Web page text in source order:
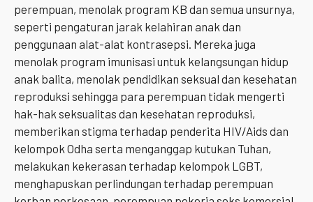
perempuan, menolak program KB dan semua unsurnya,
seperti pengaturan jarak kelahiran anak dan
penggunaan alat-alat kontrasepsi. Mereka juga
menolak program imunisasi untuk kelangsungan hidup
anak balita, menolak pendidikan seksual dan kesehatan
reproduksi sehingga para perempuan tidak mengerti
hak-hak seksualitas dan kesehatan reproduksi,
memberikan stigma terhadap penderita HIV/Aids dan
kelompok Odha serta menganggap kutukan Tuhan,
melakukan kekerasan terhadap kelompok LGBT,
menghapuskan perlindungan terhadap perempuan